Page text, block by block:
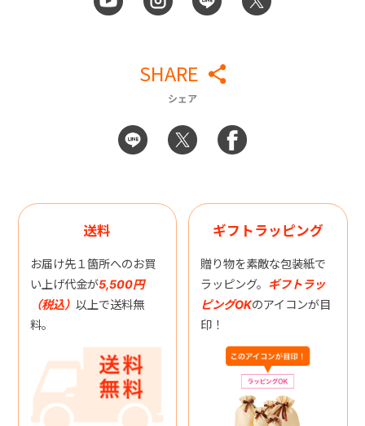
SHARE
シェア
送料
お届け先１箇所へのお買
い上げ代金が5,500円
（税込） 以上で送料無
料。
ギフトラッピング
贈り物を素敵な包装紙で
ラッピング。 ギフトラッ
ピングOKのアイコンが目
印！